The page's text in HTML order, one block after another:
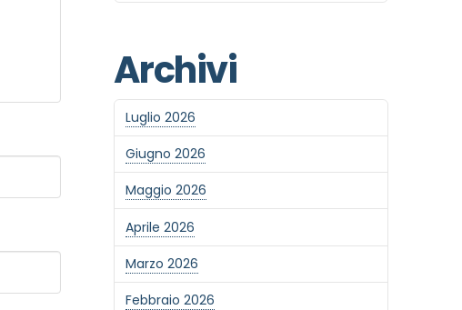
Archivi
Luglio 2026
Giugno 2026
Maggio 2026
Aprile 2026
Marzo 2026
Febbraio 2026